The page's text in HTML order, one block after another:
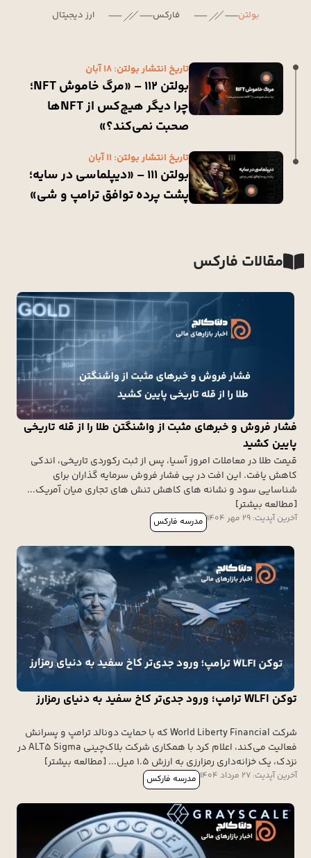
بولتن فارکس ارز دیجیتال
تاریخ انتشار بولتن: 18 آبان
بولتن 112 – «مرگ خاموش NFT؛
چرا دیگر هیچ‌کس از NFTها
صحبت نمی‌کند؟»
تاریخ انتشار بولتن: 11 آبان
بولتن 111 – «دیپلماسی در سایه؛
پشت پرده توافق ترامپ و شی»
مقالات فارکس
فشار فروش و خبرهای مثبت از واشنگتن طلا را از قله تاریخی
پایین کشید
قیمت طلا در معاملات امروز آسیا، پس از ثبت رکوردی تاریخی، اندکی
کاهش یافت. این افت در پی فشار فروش سرمایه گذاران برای
شناسایی سود و نشانه های کاهش تنش های تجاری میان آمریک...
[مطالعه بیشتر]
مدرسه فارکس آخرین آپدیت: 29 مهر 1404
توکن WLFI ترامپ؛ ورود جدی‌تر کاخ سفید به دنیای رمزارز
شرکت World Liberty Financial که با حمایت دونالد ترامپ و پسرانش
فعالیت می‌کند، اعلام کرد با همکاری شرکت بلاک‌چینی ALT5 Sigma در
نزدک، یک خزانه‌داری رمزارزی به ارزش ۱.۵ میل... [مطالعه بیشتر]
مدرسه فارکس آخرین آپدیت: 27 مرداد 1404